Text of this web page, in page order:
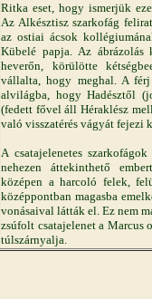
Ritka eset, hogy ismerjük
Az Alkésztisz szarkofág
az ostiai ácsok
Kübelé papja. Az ábrázolás
heverőn, körülötte
vállalta, hogy meghal. A
alvilágba, hogy Hadésztől
(fedett fővel áll Héraklész
való visszatérés vágyát fejezi
A csatajelenetes
nehezen áttekinthető
középen a harcoló felek,
középpontban magasba
vonásaival látták el. Ez nem
zsúfolt csatajelenet a Marcus
túlszárnyalja.